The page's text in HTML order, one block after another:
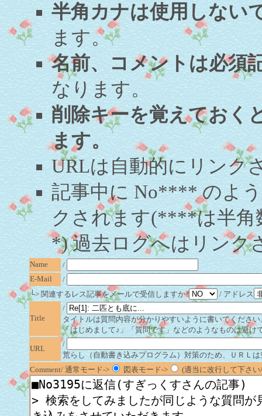
半角カナは使用しない
ます。
名前、コメントは必須
なります。
削除キーを覚えておく
ます。
URLは自動的にリンク
記事中に No**** のよ
クされます(****は半角
*) 過去ログへはリンク
Name
/
E-Mail
/
└> 関連するレス記事をメールで受信しますか?
/ アドレス
Title
/
タイトルは質問内容が分かりやすいように書いてください
「はじめまして♪」「質問です」などのようなものは避け
URL
/
荒らし（自動書き込みプログラム）対策のため、ＵＲＬ
Comment/ 通常モード->
図表モード-> (適当に改行して下さ